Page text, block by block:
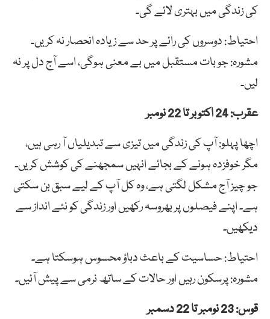
کی زندگی میں بہتری لائے گی۔
احتیاط: دوسروں کی رائے پر حد سے زیادہ انحصار نہ کریں۔
مشورہ: جو بات مستقبل میں بے معنی ہوگی، اسے آج دل پر نہ
لیں۔
عقرب: 24 اکتوبر تا 22 نومبر
اچھا پہلو: آپ کی زندگی میں تیزی سے تبدیلیاں آ رہی ہیں،
مگر خوفزدہ ہونے کے بجائے انہیں سمجھنے کی کوشش کریں۔
جو چیز آج مشکل لگتی ہے، وہ کل آپ کے لیے سبق بن سکتی
ہے۔ اپنے فیصلوں پر بھروسہ رکھیں اور زندگی کو نئے انداز سے
دیکھیں۔
احتیاط: حساسیت کے باعث دباؤ محسوس ہوسکتا ہے۔
مشورہ: پرسکون رہیں اور حالات کے ساتھ نرمی سے پیش آئیں۔
قوس: 23 نومبر تا 22 دسمبر